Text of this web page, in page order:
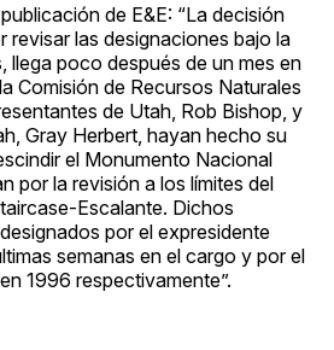
de E&E: “La decisión
revisar las designaciones bajo la
llega poco después de un mes en
Comisión de Recursos Naturales
de Utah, Rob Bishop, y
Gray Herbert, hayan hecho su
el Monumento Nacional
por la revisión a los límites del
Escalante. Dichos
por el expresidente
semanas en el cargo y por el
1996 respectivamente”.